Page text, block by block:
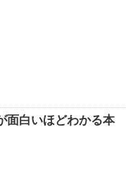
白いほどわかる本